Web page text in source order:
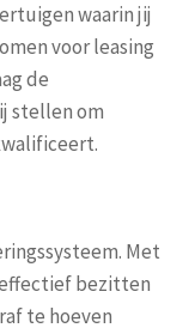
waarin jij
voor leasing
de
stellen om
Met
bezitten
te hoeven